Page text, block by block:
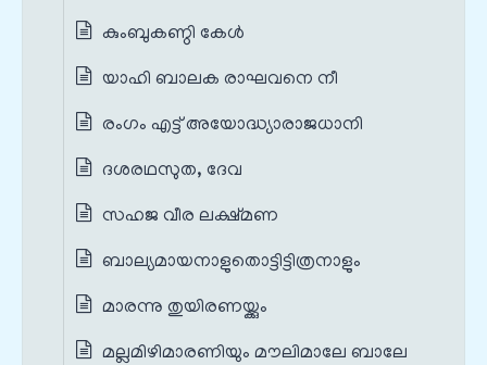
കുംബുകണ്ഠി കേൾ
യാഹി ബാലക രാഘവനെ നീ
രംഗം എട്ട് അയോദ്ധ്യാരാജധാനി
ദശരഥസുത, ദേവ
സഹജ വീര ലക്ഷ്മണ
ബാല്യമായനാളുതൊട്ടിട്ടിത്രനാളും
മാരന്നു തുയിരണയ്ക്കും
മല്ലമിഴിമാരണിയും മൗലിമാലേ ബാലേ